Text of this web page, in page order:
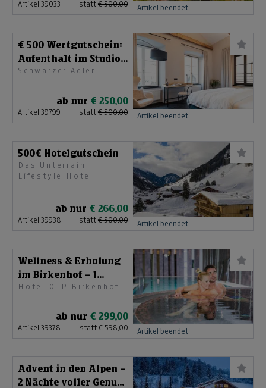
Artikel 39033 statt € 500,00 Artikel beendet
€ 500 Wertgutschein:
Aufenthalt im Studio
mit Frühstück
Schwarzer Adler
ab nur € 250,00
Artikel 39799 statt € 500,00 Artikel beendet
500€ Hotelgutschein
Das Unterrain
Lifestyle Hotel
ab nur € 266,00
Artikel 39938 statt € 500,00 Artikel beendet
Wellness & Erholung
im Birkenhof – 1
Nacht/2 Tage
Hotel OTP Birkenhof
ab nur € 299,00
Artikel 39378 statt € 598,00 Artikel beendet
Advent in den Alpen –
2 Nächte voller Genuss